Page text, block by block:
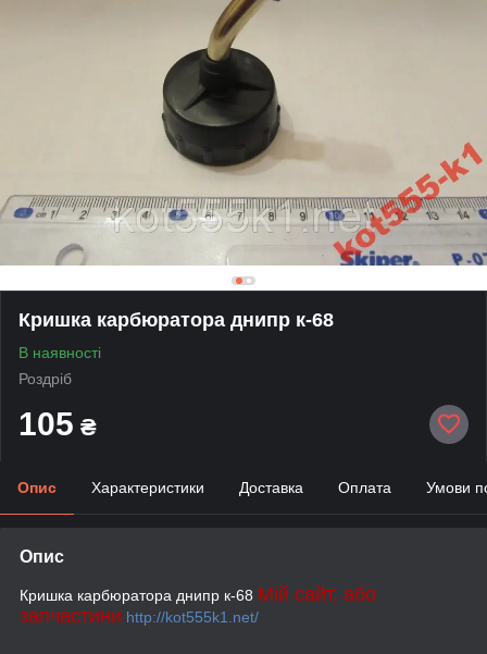
Кришка карбюратора днипр к-68
В наявності
Роздріб
105 ₴
Опис Характеристики Доставка Оплата Умови
Опис
Кришка карбюратора днипр к-68 Мій сайт, або
запчастини http://kot555k1.net/